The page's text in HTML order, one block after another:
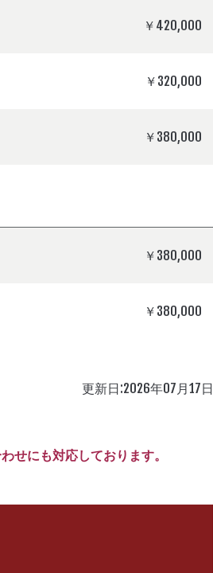
￥420,000
￥320,000
￥380,000
￥380,000
￥380,000
更新日:2026年07月17日
せにも対応しております。